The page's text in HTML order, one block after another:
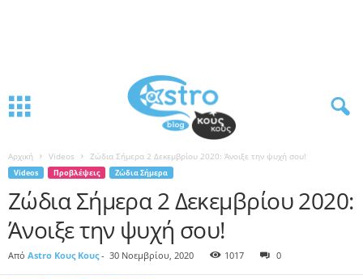
Αρχική Videos Ζώδια Σήμερα 2 Δεκεμβρίου 2020: Άνοιξε την ψυχή σου!
Videos Προβλέψεις Ζώδια Σήμερα
Ζώδια Σήμερα 2 Δεκεμβρίου 2020:
Άνοιξε την ψυχή σου!
Από Astro Κους Κους- 30 Νοεμβρίου, 2020 1017 0